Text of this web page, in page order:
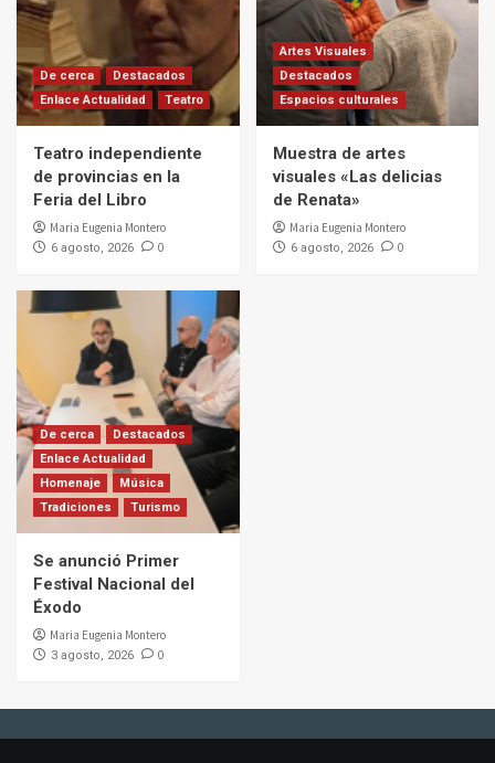
De cerca
Destacados
Enlace Actualidad
Teatro
Teatro independiente
de provincias en la
Feria del Libro
Maria Eugenia Montero
6 agosto, 2026 0
Artes Visuales
Destacados
Espacios culturales
Muestra de artes
visuales «Las delicias
de Renata»
Maria Eugenia Montero
6 agosto, 2026 0
De cerca
Destacados
Enlace Actualidad
Homenaje
Música
Tradiciones
Turismo
Se anunció Primer
Festival Nacional del
Éxodo
Maria Eugenia Montero
3 agosto, 2026 0